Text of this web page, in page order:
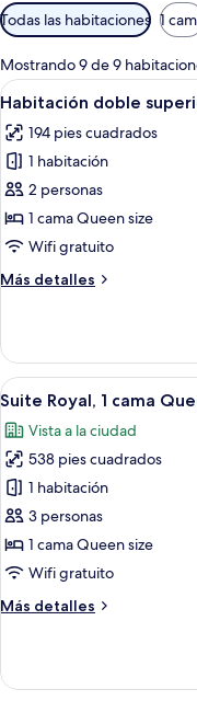
Filtros
disponibles
para
las
habitaciones
Todas las habitaciones 1
Mostrando 9 de 9
Abrir
todas
las
fotos
de
Habitación
doble
13
Habitación doble
194 pies cuadrados
1 habitación
2 personas
1 cama Queen size
Wifi gratuito
Más detalles
Más
doble
superior
Abrir
todas
las
fotos
de
Suite
Royal,
1
Queen
20
Suite Royal, 1 cama
Vista a la ciudad
538 pies cuadrados
1 habitación
3 personas
1 cama Queen size
Wifi gratuito
Más detalles
Más
Royal,